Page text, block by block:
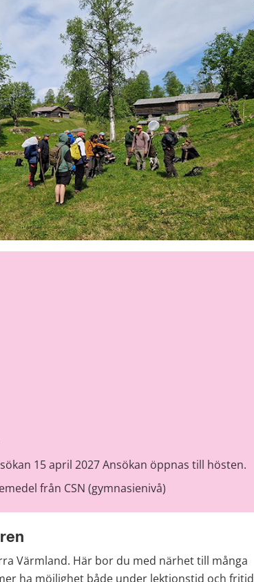
15 april 2027 Ansökan öppnas till hösten.
från CSN (gymnasienivå)
Värmland. Här bor du med närhet till många
ha möjlighet både under lektionstid och fritid